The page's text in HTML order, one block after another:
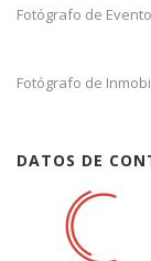
Fotógrafo de
Fotógrafo de
DATOS DE